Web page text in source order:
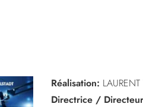
Réalisation: LAURENT
Directrice /